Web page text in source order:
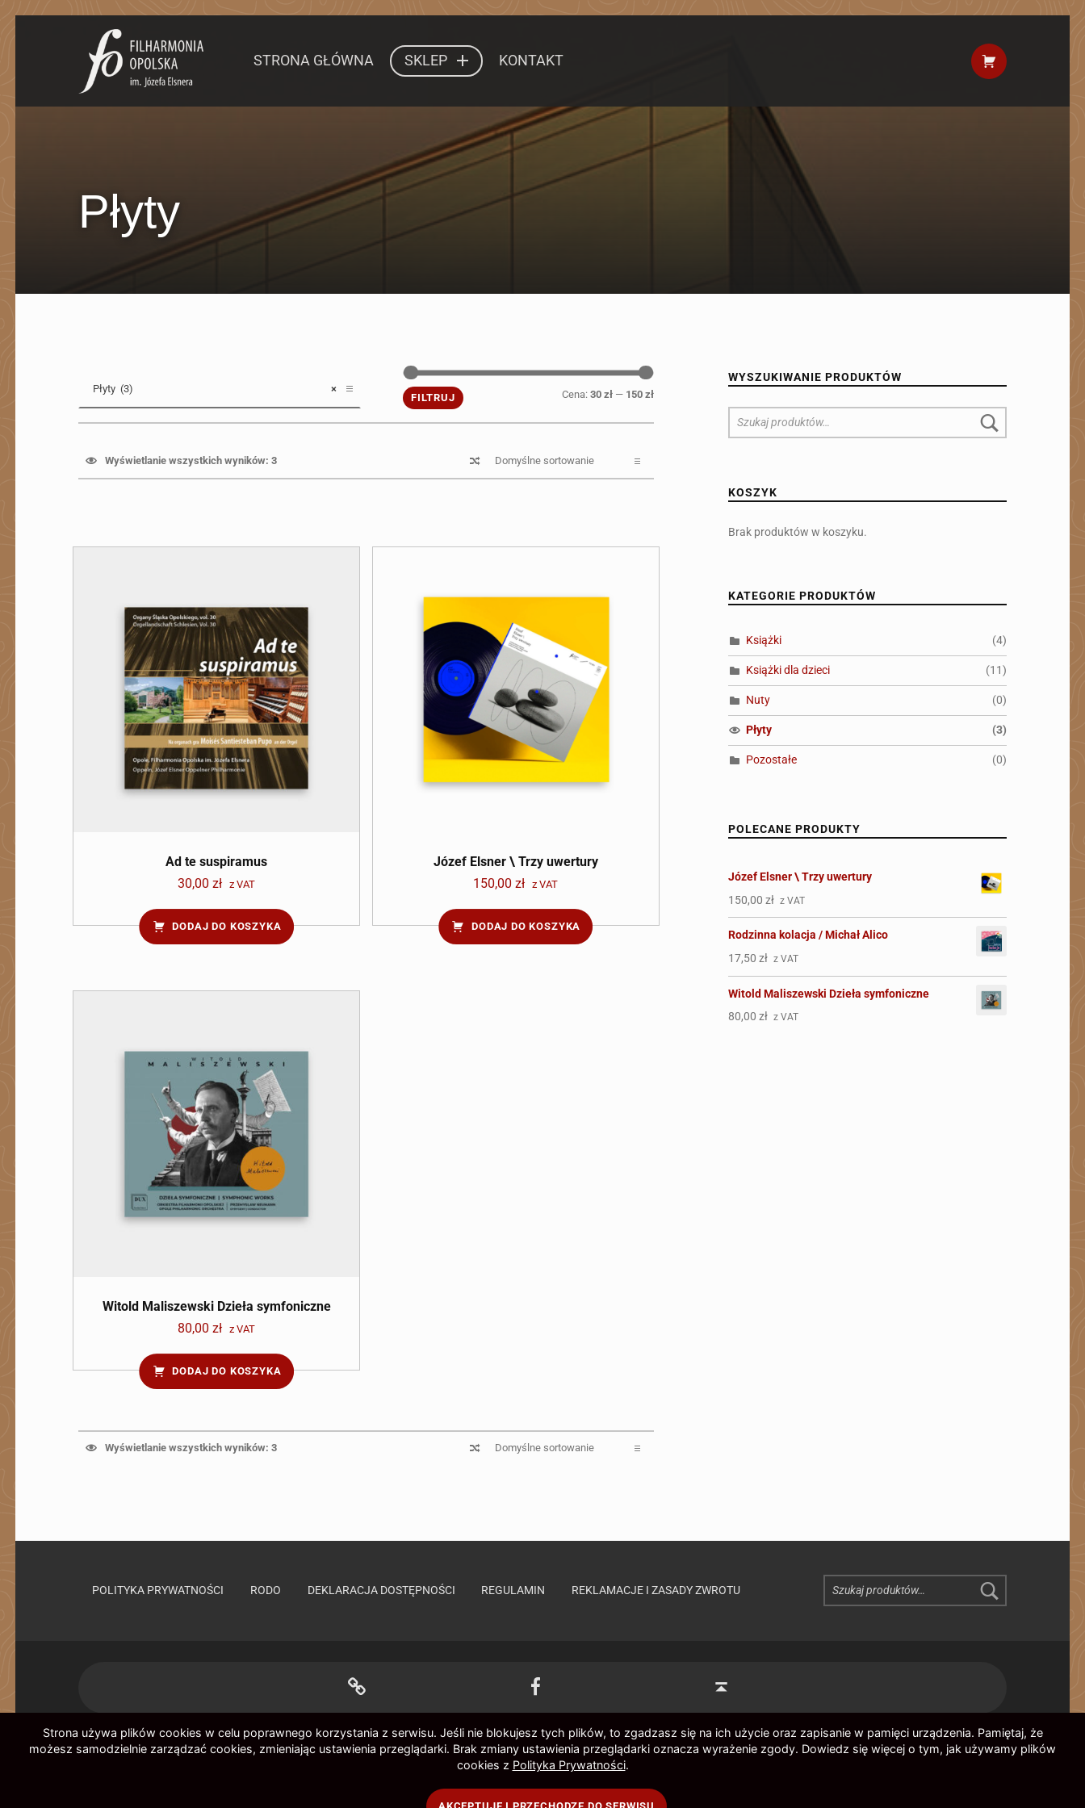
Sklep Filharmonia Opolska
STRONA GŁÓWNA SKLEP KONTAKT
Płyty
×
Płyty (3)
FILTRUJ
WEDŁUG
CENY
Cena min
Cena max
FILTRUJ
Cena: 30 zł— 150 zł
Wyświetlanie wszystkich wyników: 3
Ad te suspiramus
30,00zł z VAT
DODAJ DO KOSZYKA
Józef Elsner \ Trzy uwertury
150,00zł z VAT
DODAJ DO KOSZYKA
Witold Maliszewski Dzieła symfoniczne
80,00zł z VAT
DODAJ DO KOSZYKA
Wyświetlanie wszystkich wyników: 3
WYSZUKIWANIE PRODUKTÓW
Szukaj:
KOSZYK
Brak produktów w koszyku.
KATEGORIE PRODUKTÓW
Książki (4)
Książki dla dzieci (11)
Nuty (0)
Płyty (3)
Pozostałe (0)
POLECANE PRODUKTY
Józef Elsner \ Trzy uwertury
150,00 zł z VAT
Rodzinna kolacja / Michał Alico
17,50 zł z VAT
Witold Maliszewski Dzieła symfoniczne
80,00 zł z VAT
POLITYKA PRYWATNOŚCI RODO DEKLARACJA DOSTĘPNOŚCI REGULAMIN REKLAMACJE I ZASADY ZWROTU
Strona używa plików cookies w celu poprawnego korzystania z serwisu. Jeśli nie blokujesz tych plików, to zgadzasz się na ich użycie oraz zapisanie w pamięci urządzenia. Pamiętaj, że
możesz samodzielnie zarządzać cookies, zmieniając ustawienia przeglądarki. Brak zmiany ustawienia przeglądarki oznacza wyrażenie zgody. Dowiedz się więcej o tym, jak używamy plików
cookies z Polityka Prywatności.